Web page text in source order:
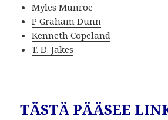
Myles Munroe
P Graham Dunn
Kenneth Copeland
T. D. Jakes
TÄSTÄ PÄÄSEE